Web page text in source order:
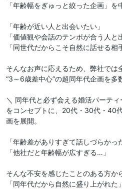
「年齢幅をぎゅっと絞った企画」を
「年齢が近い人と出会いたい」
「価値観や会話のテンポが合う人と
「同世代だからこそ自然に話せる相
そんなお声に応えるため、弊社では
“3～6歳差中心”の超同年代企画を多
＼ 同年代と必ず会える婚活パーティ
をコンセプトに、20代・30代・40
画を展開。
「年齢差がありすぎて話しづらかっ
「他社だと年齢幅が広すぎる…」
そんな不安を感じたことのある方か
「同年代だから自然に盛り上がれた」